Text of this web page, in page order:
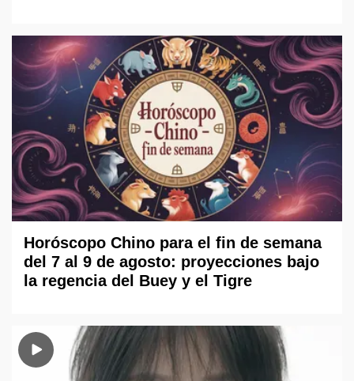
Horóscopo Chino para el fin de semana
del 7 al 9 de agosto: proyecciones bajo
la regencia del Buey y el Tigre